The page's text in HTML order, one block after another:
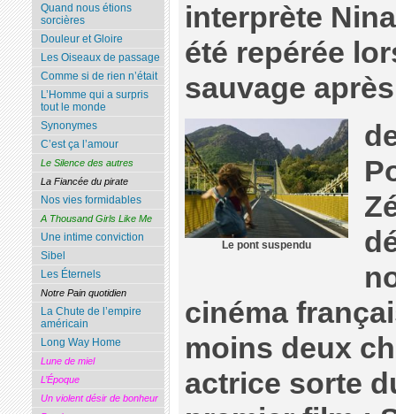
interprète
été repérée
sauvage
Le pont suspendu
cinéma
moins deux
actrice sorte
Quand nous étions
sorcières
Douleur et Gloire
Les Oiseaux de passage
Comme si de rien n’était
L’Homme qui a surpris
tout le monde
Synonymes
C’est ça l’amour
Le Silence des autres
La Fiancée du pirate
Nos vies formidables
A Thousand Girls Like Me
Une intime conviction
Sibel
Les Éternels
Notre Pain quotidien
La Chute de l’empire
américain
Long Way Home
Lune de miel
L’Époque
Un violent désir de bonheur